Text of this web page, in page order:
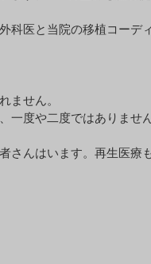
医と当院の移植コーデ
ません。
一度や二度ではありませ
さんはいます。再生医療